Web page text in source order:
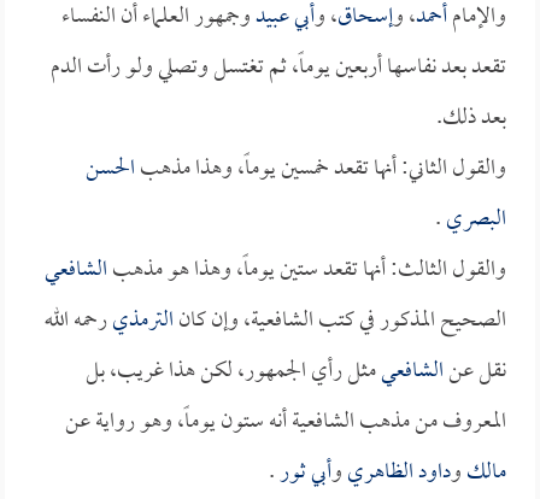
والإمامأحمد، وإسحاق، وأبي عبيدوجمهور العلماء أن النفساء
تقعد بعد نفاسها أربعين يوماً، ثم تغتسل وتصلي ولو رأت الدم
بعد ذلك.
والقول الثاني: أنها تقعد خمسين يوماً، وهذا مذهبالحسن
البصري.
والقول الثالث: أنها تقعد ستين يوماً، وهذا هو مذهبالشافعي
الصحيح المذكور في كتب الشافعية، وإن كانالترمذيرحمه الله
نقل عنالشافعيمثل رأي الجمهور، لكن هذا غريب، بل
المعروف من مذهب الشافعية أنه ستون يوماً، وهو رواية عن
مالكوداود الظاهريوأبي ثور.